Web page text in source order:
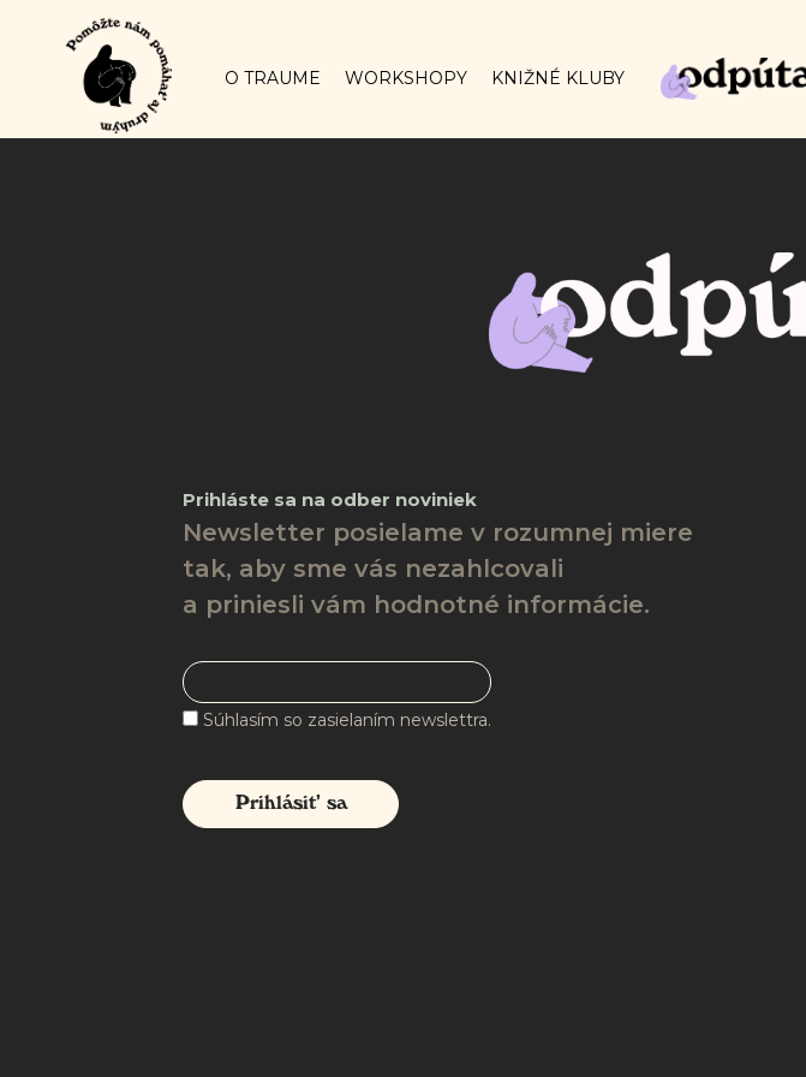
O TRAUME WORKSHOPY KNIŽNÉ KLUBY
Prihláste sa na odber noviniek
Newsletter posielame v rozumnej miere
tak, aby sme vás nezahlcovali
a priniesli vám hodnotné informácie.
Súhlasím so zasielaním newslettra.
Prihlásiť sa